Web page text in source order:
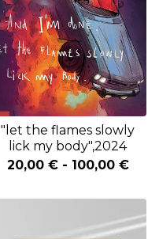
"let the flames slowly
lick my body",2024
20,00 €- 100,00 €